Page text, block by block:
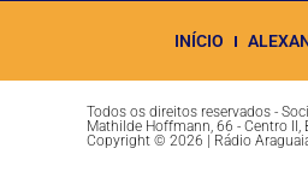
INÍCIO
Todos os direitos reservados -
Mathilde Hoffmann, 66 - Centro
Copyright © 2026 | Rádio